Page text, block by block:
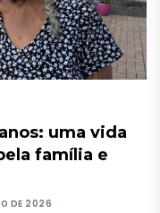
uma vida
família e
DE 2026